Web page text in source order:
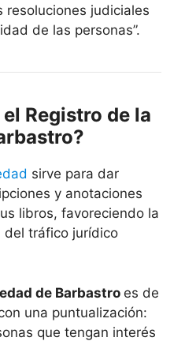
resoluciones judiciales
de las personas”.
Registro de la
sirve para dar
y anotaciones
libros, favoreciendo la
del tráfico jurídico
de Barbastro es de
una puntualización:
que tengan interés